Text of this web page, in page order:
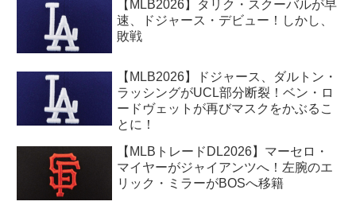
【MLB2026】タリク・スクーバルが早
速、ドジャース・デビュー！しかし、
敗戦
【MLB2026】ドジャース、ダルトン・
ラッシングがUCL部分断裂！ベン・ロ
ードヴェットが再びマスクをかぶるこ
とに！
【MLBトレードDL2026】マーセロ・
マイヤーがジャイアンツへ！左腕のエ
リック・ミラーがBOSへ移籍